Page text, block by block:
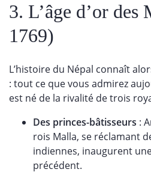
3. L’âge d’or
1769)
L’histoire du Népal connaît
: tout ce que vous admirez
est né de la rivalité de trois
Des princes-bâtisseurs :
rois Malla, se réclamant
indiennes, inaugurent
précédent.